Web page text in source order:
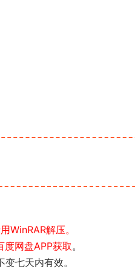
WinRAR解压。
度网盘APP获取。
变七天内有效。